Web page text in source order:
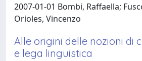
2007-01-01 Bombi, Raffaella;
Orioles, Vincenzo
Alle origini delle nozioni di
e lega linguistica